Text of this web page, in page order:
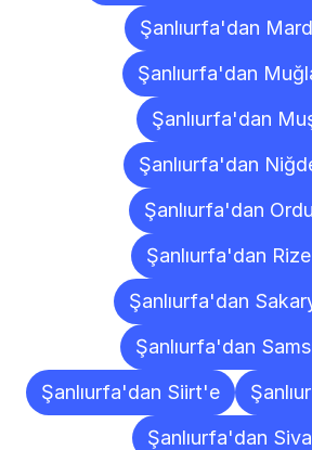
Şanlıurfa'dan
Şanlıurfa'dan
Şanlıurfa'dan
Şanlıurfa'dan
Şanlıurfa'dan
Şanlıurfa'dan
Şanlıurfa'dan
Şanlıurfa'dan
Şanlıurfa'dan Siirt'e
Şanlıurfa'dan